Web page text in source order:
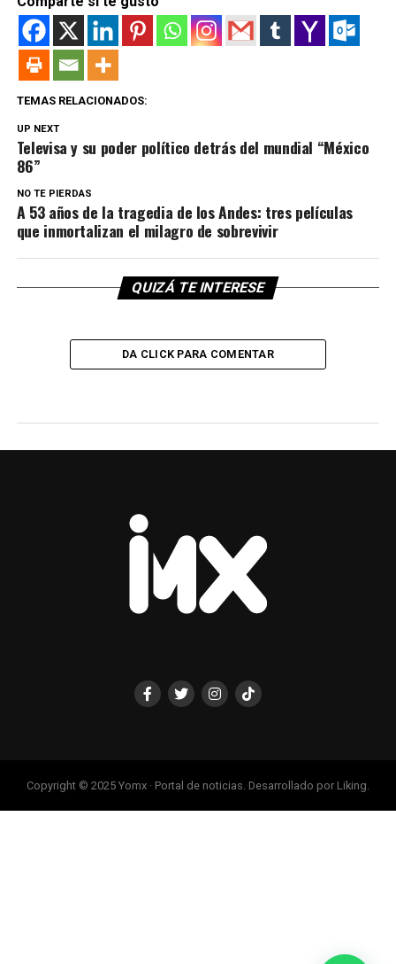
TEMAS RELACIONADOS:
UP NEXT
Televisa y su poder político detrás del mundial “México
86”
NO TE PIERDAS
A 53 años de la tragedia de los Andes: tres películas
que inmortalizan el milagro de sobrevivir
QUIZÁ TE INTERESE
DA CLICK PARA COMENTAR
Copyright © 2025 Yomx · Portal de noticias. Desarrollado por Liking.